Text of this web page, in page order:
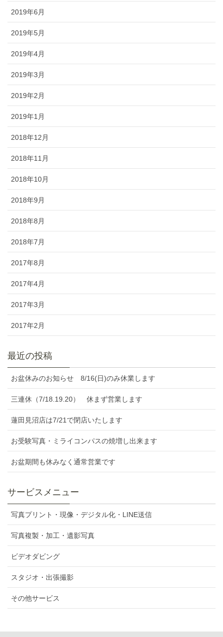
2019年6月
2019年5月
2019年4月
2019年3月
2019年2月
2019年1月
2018年12月
2018年11月
2018年10月
2018年9月
2018年8月
2018年7月
2017年8月
2017年4月
2017年3月
2017年2月
最近の投稿
お盆休みのお知らせ 8/16(日)のみ休業します
三連休（7/18.19.20） 休まず営業します
蓮田見沼店は7/21で閉店いたします
お受験写真・ミライコンパスの焼増し出来ます
お盆期間も休みなく通常営業です
サービスメニュー
写真プリント・現像・デジタル化・LINE送信
写真複製・加工・遺影写真
ビデオダビング
スタジオ・出張撮影
その他サービス